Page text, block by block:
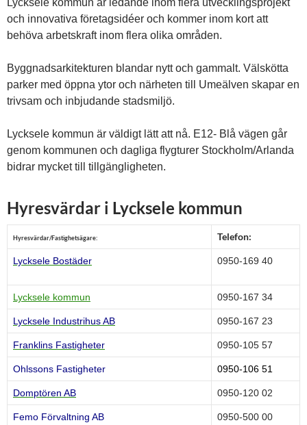
Lycksele kommun är ledande inom flera utvecklingsprojekt
och innovativa företagsidéer och kommer inom kort att
behöva arbetskraft inom flera olika områden.
Byggnadsarkitekturen blandar nytt och gammalt. Välskötta
parker med öppna ytor och närheten till Umeälven skapar en
trivsam och inbjudande stadsmiljö.
Lycksele kommun är väldigt lätt att nå. E12- Blå vägen går
genom kommunen och dagliga flygturer Stockholm/Arlanda
bidrar mycket till tillgängligheten.
Hyresvärdar i Lycksele kommun
Hyresvärdar/Fastighetsägare: Telefon:
Lycksele Bostäder 0950-169 40
Lycksele kommun 0950-167 34
Lycksele Industrihus AB 0950-167 23
Franklins Fastigheter 0950-105 57
Ohlssons Fastigheter 0950-106 51
Domptören AB 0950-120 02
Femo Förvaltning AB 0950-500 00